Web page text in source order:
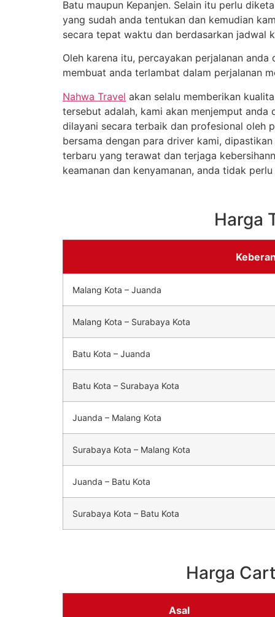
Batu maupun Kepanjen. Selain itu perlu
yang sudah anda tentukan dan kemudian
secara tepat waktu dan berdasarkan jadwal
Oleh karena itu, percayakan perjalanan
membuat anda terlambat dalam perjalanan
Nahwa Travel akan selalu memberikan
tersebut adalah, kami akan menjemput
dilayani secara terbaik dan profesional oleh
bersama dengan para driver kami,
terbaru yang terawat dan terjaga
keamanan dan kenyamanan, anda tidak
Harga
Malang Kota – Juanda
Malang Kota – Surabaya Kota
Batu Kota – Juanda
Batu Kota – Surabaya Kota
Juanda – Malang Kota
Surabaya Kota – Malang Kota
Juanda – Batu Kota
Surabaya Kota – Batu Kota
Harga
Asal